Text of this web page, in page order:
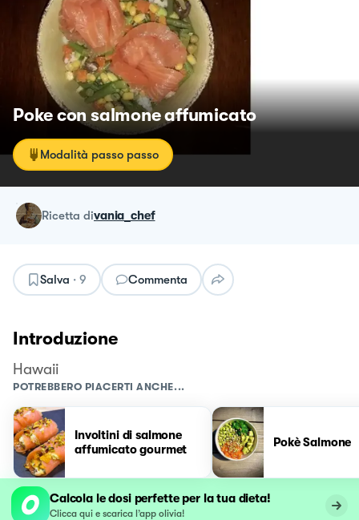
Poke con salmone affumicato
Modalità passo passo
ricetta divania_chef
Salva · 9 Commenta
Introduzione
Hawaii
POTREBBERO PIACERTI ANCHE...
Involtini di salmone
affumicato gourmet
Pokè Salmone
Calcola le dosi perfette per la tua dieta!
Clicca qui e scarica l’app olivia!